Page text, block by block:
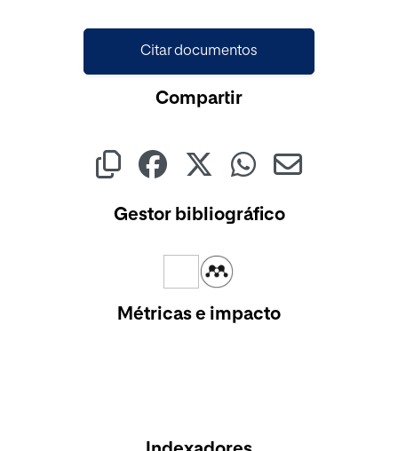
Citar documentos
Compartir
Gestor bibliográfico
Métricas e impacto